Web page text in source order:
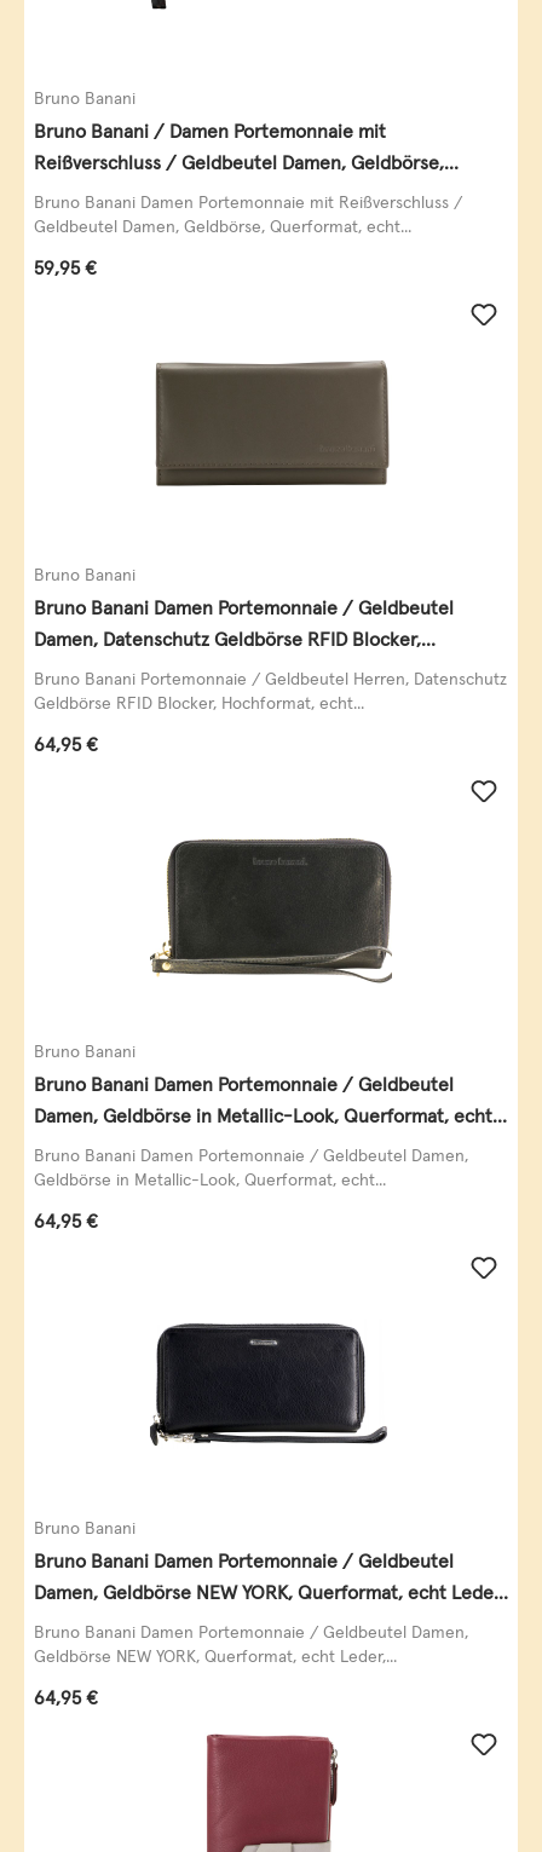
Bruno Banani
Bruno Banani / Damen Portemonnaie mit
Reißverschluss / Geldbeutel Damen, Geldbörse,
Querformat, echt Leder, black/white/red
Bruno Banani Damen Portemonnaie mit Reißverschluss /
Geldbeutel Damen, Geldbörse, Querformat, echt...
Regulärer Preis:
59,95 €
Bruno Banani
Bruno Banani Damen Portemonnaie / Geldbeutel
Damen, Datenschutz Geldbörse RFID Blocker,
Querformat, echt Leder, taupe
Bruno Banani Portemonnaie / Geldbeutel Herren, Datenschutz
Geldbörse RFID Blocker, Hochformat, echt...
Regulärer Preis:
64,95 €
Bruno Banani
Bruno Banani Damen Portemonnaie / Geldbeutel
Damen, Geldbörse in Metallic-Look, Querformat, echt
Leder, schwarz-gold
Bruno Banani Damen Portemonnaie / Geldbeutel Damen,
Geldbörse in Metallic-Look, Querformat, echt...
Regulärer Preis:
64,95 €
Bruno Banani
Bruno Banani Damen Portemonnaie / Geldbeutel
Damen, Geldbörse NEW YORK, Querformat, echt Leder,
schwarz
Bruno Banani Damen Portemonnaie / Geldbeutel Damen,
Geldbörse NEW YORK, Querformat, echt Leder,...
Regulärer Preis:
64,95 €